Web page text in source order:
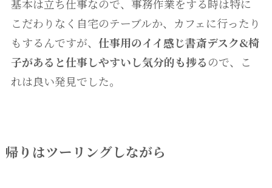
基本は立ち仕事なので、事務作業をする時は特に
こだわりなく自宅のテーブルか、カフェに行ったり
もするんですが、 仕事用のイイ感じ書斎デスク&椅
子があると仕事しやすいし気分的も捗るので、こ
れは良い発見でした。
帰りはツーリングしながら